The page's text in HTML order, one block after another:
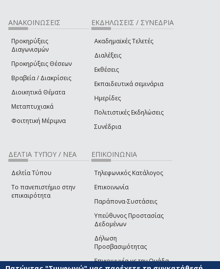
ΑΝΑΚΟΙΝΩΣΕΙΣ
Προκηρύξεις
Διαγωνισμών
Προκηρύξεις Θέσεων
Βραβεία / Διακρίσεις
Διοικητικά Θέματα
Μεταπτυχιακά
Φοιτητική Μέριμνα
ΕΚΔΗΛΩΣΕΙΣ / ΣΥΝΕΔΡΙΑ
Ακαδημαϊκές Τελετές
Διαλέξεις
Εκθέσεις
Εκπαιδευτικά σεμινάρια
Ημερίδες
Πολιτιστικές Εκδηλώσεις
Συνέδρια
ΔΕΛΤΙΑ ΤΥΠΟΥ / ΝΕΑ
Δελτία Τύπου
Το πανεπιστήμιο στην
επικαιρότητα
ΕΠΙΚΟΙΝΩΝΙΑ
Τηλεφωνικός Κατάλογος
Επικοινωνία
Παράπονα-Συστάσεις
Υπεύθυνος Προστασίας
Δεδομένων
Δήλωση
Προσβασιμότητας
Επικοινωνία με την Ομάδα